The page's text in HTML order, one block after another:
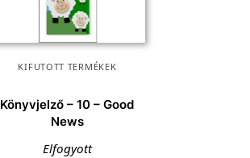
KIFUTOTT TERMÉKEK
Könyvjelző – 10 – Good
News
Elfogyott